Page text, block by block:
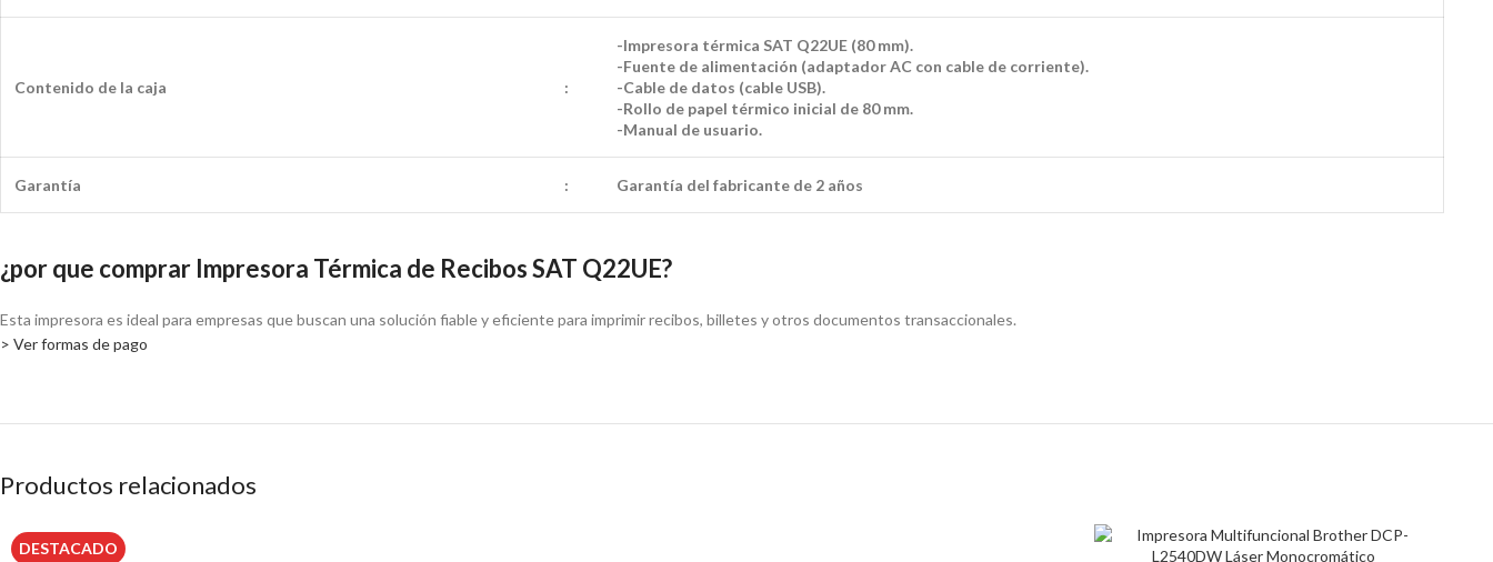
Contenido de la caja :
-Impresora térmica SAT Q22UE (80 mm).
-Fuente de alimentación (adaptador AC con cable de corriente).
-Cable de datos (cable USB).
-Rollo de papel térmico inicial de 80 mm.
-Manual de usuario.
Garantía : Garantía del fabricante de 2 años
¿por que comprar Impresora Térmica de Recibos SAT Q22UE?
Esta impresora es ideal para empresas que buscan una solución fiable y eficiente para imprimir recibos, billetes y otros documentos transaccionales.
> Ver formas de pago
Productos relacionados
DESTACADO